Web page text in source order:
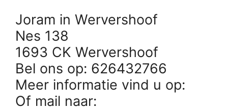
Joram in Wervershoof
Nes 138
1693 CK Wervershoof
Bel ons op: 626432766
Meer informatie vind u op:
Of mail naar: